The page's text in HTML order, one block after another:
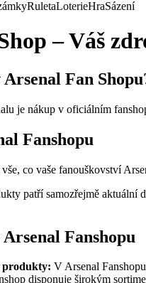
RuletaLoterieHraSázení
– Váš
Fan
je nákup v oficiálním
Fanshopu
co vaše fanouškovství
patří samozřejmě aktuální
Fanshopu
produkty: V Arsenal
disponuje širokým